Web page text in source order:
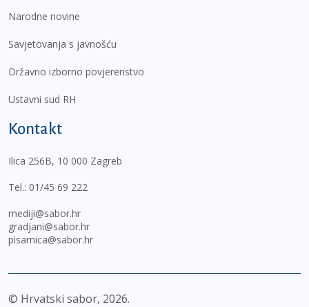
Narodne novine
Savjetovanja s javnošću
Državno izborno povjerenstvo
Ustavni sud RH
Kontakt
Ilica 256B, 10 000 Zagreb
Tel.: 01/45 69 222
mediji@sabor.hr
gradjani@sabor.hr
pisarnica@sabor.hr
© Hrvatski sabor, 2026